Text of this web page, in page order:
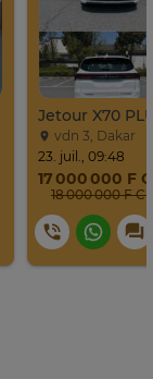
vdn 3, Dakar
23. juil., 09:48
17 000 000 F
18 000 000 F